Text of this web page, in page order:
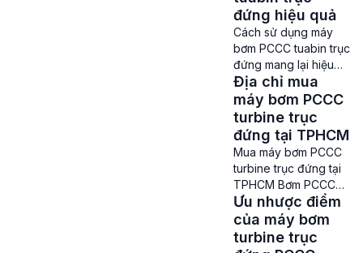
trong hệ thống Phòng
cháy chữa cháy
không thể thiếu các
sản phẩm máy bơm
chữa cháy, đây là
thiết bị vô cùng quan
trọng đóng vai trò
cung cấp lượng nước
đủ lớn để dập tắt […]
đứng hiệu quả
Cách sử dụng máy
bơm PCCC tuabin trục
đứng mang lại hiệu
quả cao Sử dụng
máy bơm PCCC
tuabin trục đứng –
Máy bơm tuabin trục
đứng là một trong
những thiết bị chữa
cháy hiện đại và tân
tiến nhất hiện nay.
Loại máy bơm này
đang được lắp đặt và
sử dụng […]
Địa chỉ mua
máy bơm PCCC
turbine trục
đứng tại TPHCM
Mua máy bơm PCCC
turbine trục đứng tại
TPHCM Bơm PCCC
turbine trục đứng tại
TPHCM – Một trong
số những loại máy
bơm chữa cháy đang
Ưu nhược điểm
của máy bơm
turbine trục